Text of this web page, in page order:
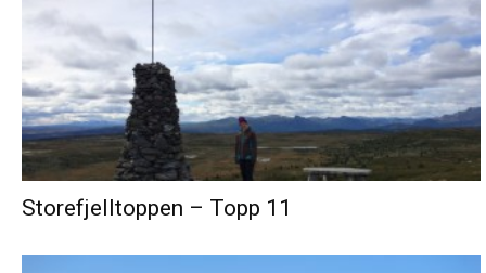
Storefjelltoppen – Topp 11